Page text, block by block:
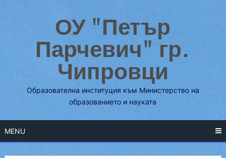
ОУ "Петър
Парчевич" гр.
Чипровци
Образователна институция към Министерство на
образованието и науката
MENU